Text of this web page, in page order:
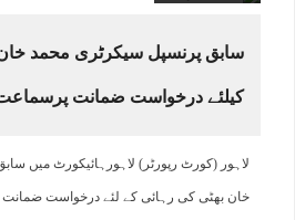
سابق پرنسپل سیکرٹری محمد
کیلئے درخواست ضمانت
لاہور (کورٹ رپورٹر) لاہورہائیکورٹ میں
خان بھٹی کی رہائی کے لئے درخواست